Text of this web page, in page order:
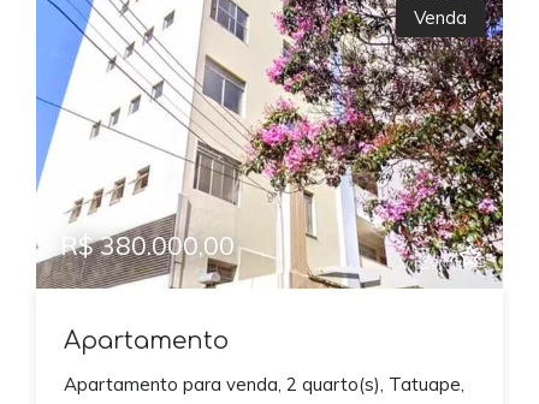
Previous Next
Venda
R$ 380.000,00
Apartamento
Apartamento para venda, 2 quarto(s), Tatuape,